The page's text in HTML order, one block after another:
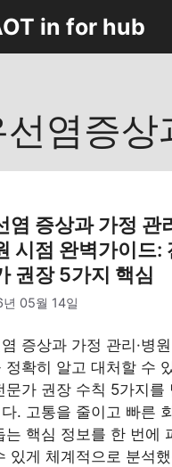
in for hub
선염증상
염 증상과 가정 관
시점 완벽가이드:
권장 5가지 핵심
05월 14일
증상과 가정 관리·병
정확히 알고 대처할 수
문가 권장 수칙 5가지를
. 고통을 줄이고 빠른
는 핵심 정보를 한 번에
있게 체계적으로 분석